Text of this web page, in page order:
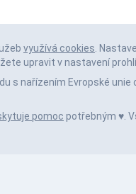
využívá cookies.
upravit v nastavení
s nařízením Evropské unie
pomoc potřebným ♥️.